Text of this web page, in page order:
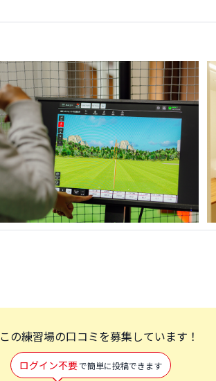
この練習場の口コミを募集しています！
ログイン不要で簡単に投稿できます